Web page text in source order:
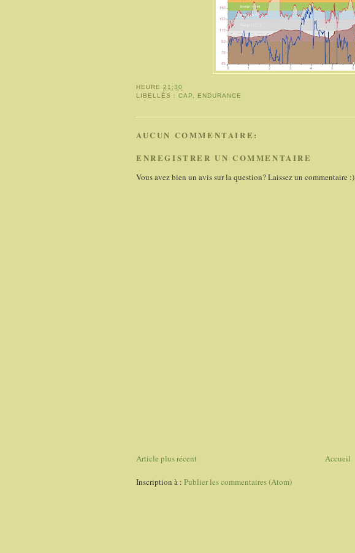
HEURE21:30
LIBELLÉS :CAP ENDURANCE
AUCUN COMMENTAIRE:
ENREGISTRER UN COMMENTAIRE
Vous avez bien un avis sur la question? Laissez un commentaire :)
Article plus récent Accueil
Inscription à : Publier les commentaires (Atom)